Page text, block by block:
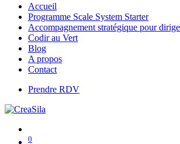
Accueil
Programme Scale System Starter
Accompagnement stratégique pour
Codir au Vert
Blog
A propos
Contact
Prendre RDV
0